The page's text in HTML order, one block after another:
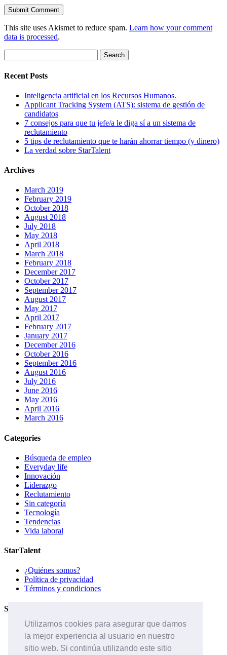
Utilizamos cookies para asegurar que damos
la mejor experiencia al usuario en nuestro
sitio web. Si continúa utilizando este sitio
This site uses Akismet to reduce spam. Learn how your comment
data is processed.
for:
Recent Posts
Inteligencia artificial en los Recursos Humanos.
Applicant Tracking System (ATS): sistema de gestión de
candidatos
7 consejos para que tu jefe/a le diga sí a un sistema de
reclutamiento
5 tips de reclutamiento que te harán ahorrar tiempo (y dinero)
La verdad sobre StarTalent
Archives
March 2019
February 2019
October 2018
August 2018
July 2018
May 2018
April 2018
March 2018
February 2018
December 2017
October 2017
September 2017
August 2017
May 2017
April 2017
February 2017
January 2017
December 2016
October 2016
September 2016
August 2016
July 2016
June 2016
May 2016
April 2016
March 2016
Categories
Búsqueda de empleo
Everyday life
Innovación
Liderazgo
Reclutamiento
Sin categoría
Tecnología
Tendencias
Vida laboral
StarTalent
¿Quiénes somos?
Política de privacidad
Términos y condiciones
Servicios
Páginas de carreras
Sistema ATS
Contáctanos